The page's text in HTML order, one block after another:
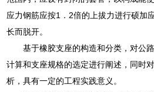
应力钢筋应按1．2倍的上拔力进行硕加
长而脱开。
基于橡胶支座的构造和分类，对公
计算和支座规格的选定进行阐述，同时
析，具有一定的工程实践意义。